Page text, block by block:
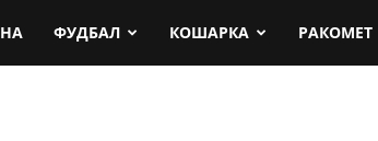
ФУДБАЛ КОШАРКА РАКОМЕТ